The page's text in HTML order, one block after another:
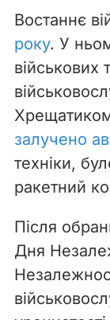
Востаннє
року. У
військових
залучено
техніки,
ракетний
Після
Дня